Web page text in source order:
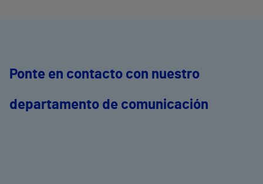
Ponte en contacto con nuestro
departamento de comunicación